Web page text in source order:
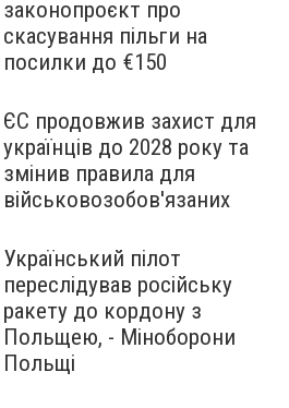
законопроєкт про
скасування пільги на
посилки до €150
ЄС продовжив захист для
українців до 2028 року та
змінив правила для
військовозобов'язаних
Український пілот
переслідував російську
ракету до кордону з
Польщею, - Міноборони
Польщі